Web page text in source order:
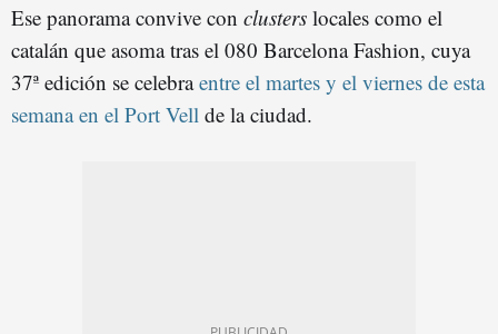
Ese panorama convive con clusters locales como el
catalán que asoma tras el 080 Barcelona Fashion, cuya
37ª edición se celebraentre el martes y el viernes de esta
semana en el Port Vell de la ciudad.